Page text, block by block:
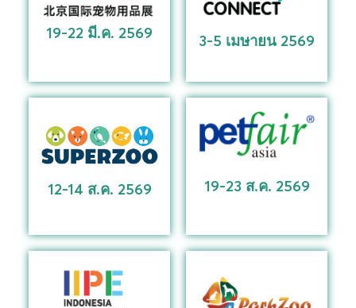
19-22 มี.ค. 2569 3-5 เมษายน 2569
12-14 ส.ค. 2569 19-23 ส.ค. 2569